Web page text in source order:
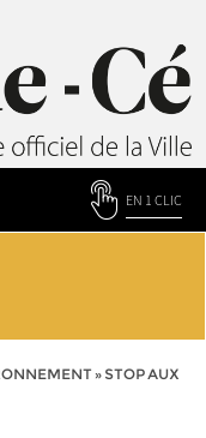
EN 1 CLIC
» STOP AUX